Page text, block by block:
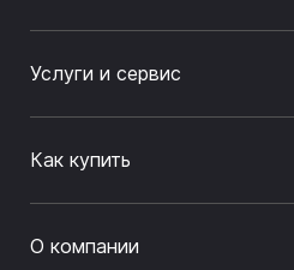
Услуги и сервис
Как купить
О компании